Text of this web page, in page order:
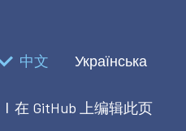
中文 Українська
| 在 GitHub 上编辑此页